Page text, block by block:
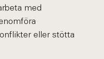
med
eller stötta